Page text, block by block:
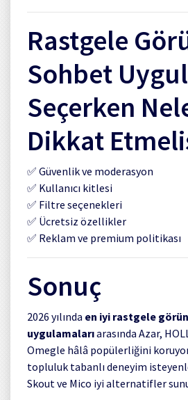
Rastgele
Sohbet
Seçerken
Dikkat
✅ Güvenlik ve moderasyon
✅ Kullanıcı kitlesi
✅ Filtre seçenekleri
✅ Ücretsiz özellikler
✅ Reklam ve premium politikası
Sonuç
2026 yılında en iyi rastgele
uygulamalarıarasında Azar,
Omegle hâlâ popülerliğini
topluluk tabanlı deneyim
Skout ve Mico iyi alternatifler